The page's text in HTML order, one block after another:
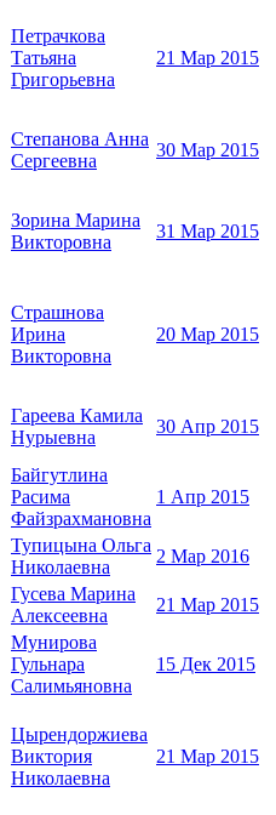
Петрачкова
Татьяна
Григорьевна
21 Мар 2015
Степанова Анна
Сергеевна
30 Мар 2015
Зорина Марина
Викторовна
31 Мар 2015
Страшнова
Ирина
Викторовна
20 Мар 2015
Гареева Камила
Нурыевна
30 Апр 2015
Байгутлина
Расима
Файзрахмановна
1 Апр 2015
Тупицына Ольга
Николаевна
2 Мар 2016
Гусева Марина
Алексеевна
21 Мар 2015
Мунирова
Гульнара
Салимьяновна
15 Дек 2015
Цырендоржиева
Виктория
Николаевна
21 Мар 2015